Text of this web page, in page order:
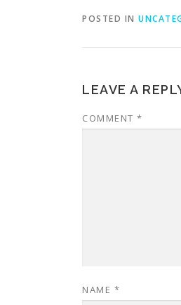
POSTED IN
LEAVE A
COMMENT *
NAME *